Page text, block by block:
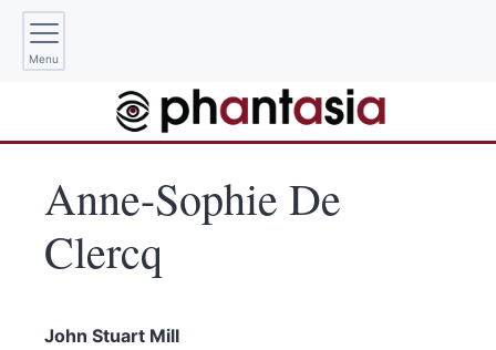
Menu
Anne-Sophie De
Clercq
John Stuart Mill